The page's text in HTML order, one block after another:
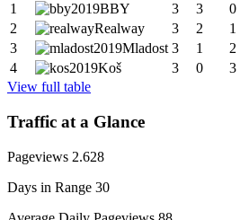
1
BBY 3 3 0
2
Realway 3 2 1
3
Mladost 3 1 2
4
Koš 3 0 3
View full table
Traffic at a Glance
Pageviews 2.628
Days in Range 30